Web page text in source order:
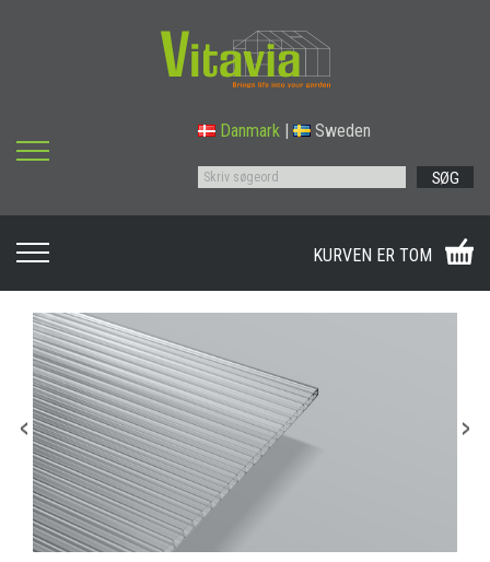
Danmark Sweden
SØG
KURVEN ER TOM